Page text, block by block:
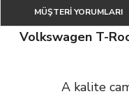
MÜŞTERİ YORUMLARI
Volkswagen T-
A kalite